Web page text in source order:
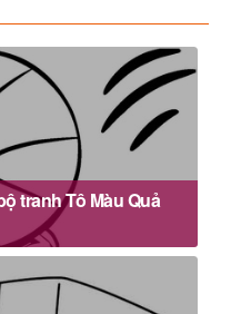
tranh Tô Màu Quả